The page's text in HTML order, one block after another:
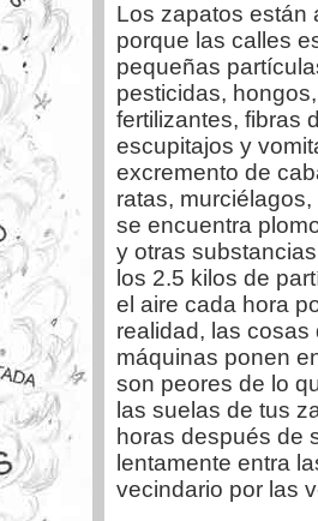
Los zapatos están
porque las calles
pequeñas
pesticidas,
fertilizantes, fibras
escupitajos y
excremento de
ratas,
se encuentra
y otras
los 2.5 kilos de
el aire cada hora
realidad, las cosas
máquinas ponen
son peores de lo
las suelas de tus
horas después de
lentamente entra
vecindario por las